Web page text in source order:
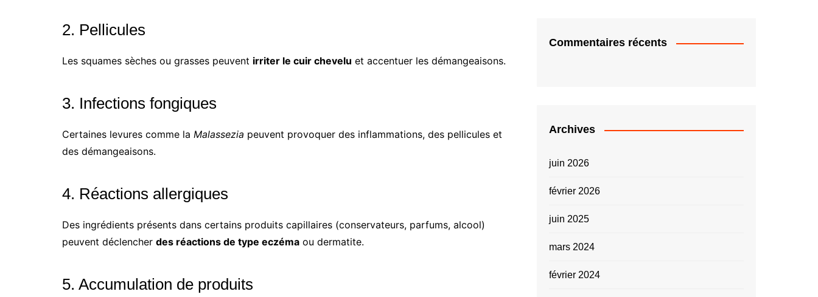
2. Pellicules
Les squames sèches ou grasses peuvent irriter le cuir chevelu et accentuer les démangeaisons.
3. Infections fongiques
Certaines levures comme la Malassezia peuvent provoquer des inflammations, des pellicules et
des démangeaisons.
4. Réactions allergiques
Des ingrédients présents dans certains produits capillaires (conservateurs, parfums, alcool)
peuvent déclencher des réactions de type eczéma ou dermatite.
5. Accumulation de produits
Commentaires récents
Archives
juin 2026
février 2026
juin 2025
mars 2024
février 2024